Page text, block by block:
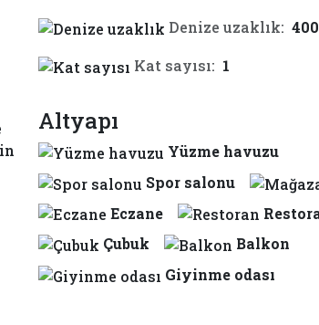
Denize uzaklık:
Kat sayısı: 1
Altyapı
Yüzme havuzu
Spor salonu
Eczane
Çubuk
Balkon
Giyinme odası